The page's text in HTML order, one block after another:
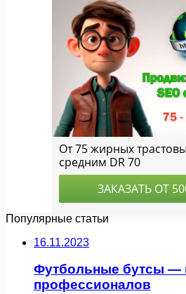
Популярные статьи
16.11.2023
Футбольные бутсы —
профессионалов